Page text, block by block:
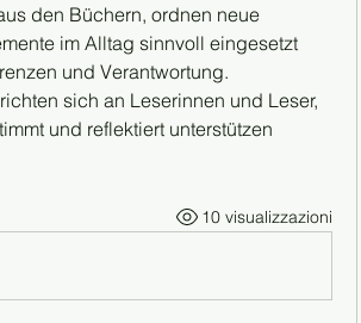
den Büchern, ordnen neue
im Alltag sinnvoll eingesetzt
und Verantwortung.
sich an Leserinnen und Leser,
und reflektiert unterstützen
10 visualizzazioni